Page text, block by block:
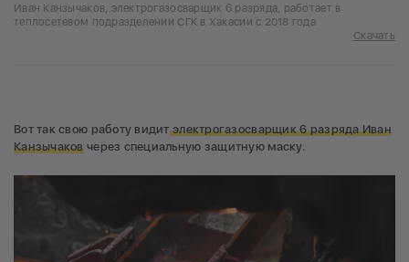
Иван Канзычаков, электрогазосварщик 6 разряда, работает в
теплосетевом подразделении СГК в Хакасии с 2018 года
Скачать
Вот так свою работу видитэлектрогазосварщик 6 разряда Иван
Канзычаковчерез специальную защитную маску.